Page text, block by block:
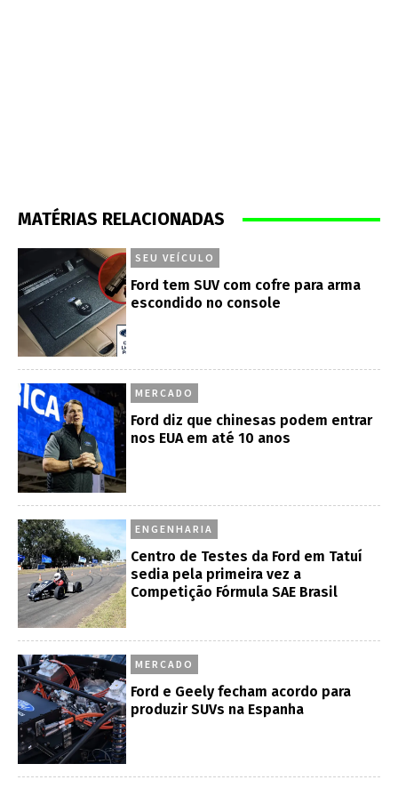
MATÉRIAS RELACIONADAS
SEU VEÍCULO
Ford tem SUV com cofre para arma
escondido no console
MERCADO
Ford diz que chinesas podem entrar
nos EUA em até 10 anos
ENGENHARIA
Centro de Testes da Ford em Tatuí
sedia pela primeira vez a
Competição Fórmula SAE Brasil
MERCADO
Ford e Geely fecham acordo para
produzir SUVs na Espanha